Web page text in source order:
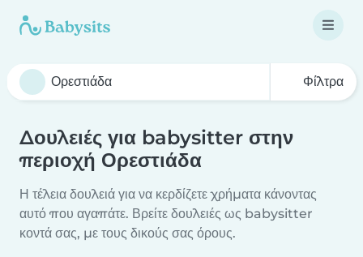
Φίλτρα
Δουλειές για babysitter στην
περιοχή Ορεστιάδα
Η τέλεια δουλειά για να κερδίζετε χρήματα κάνοντας
αυτό που αγαπάτε. Βρείτε δουλειές ως babysitter
κοντά σας, με τους δικούς σας όρους.